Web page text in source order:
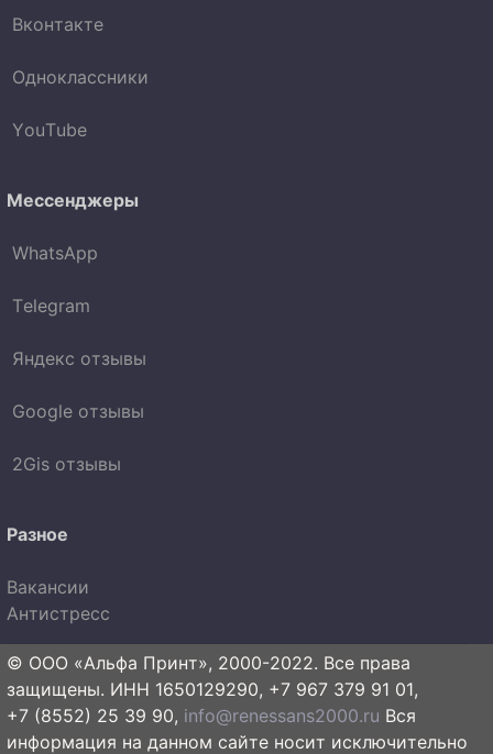
Вконтакте
Одноклассники
YouTube
Мессенджеры
WhatsApp
Telegram
Яндекс отзывы
Google отзывы
2Gis отзывы
Разное
Вакансии
Антистресс
© ООО «Альфа Принт», 2000-2022. Все права
защищены. ИНН 1650129290, +7 967 379 91 01,
+7 (8552) 25 39 90, info@renessans2000.ru Вся
информация на данном сайте носит исключительно